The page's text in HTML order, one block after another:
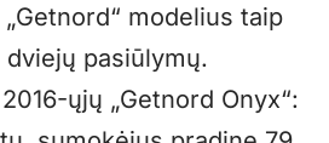
modelius taip
pasiūlymų.
ųjų „Getnord Onyx“: